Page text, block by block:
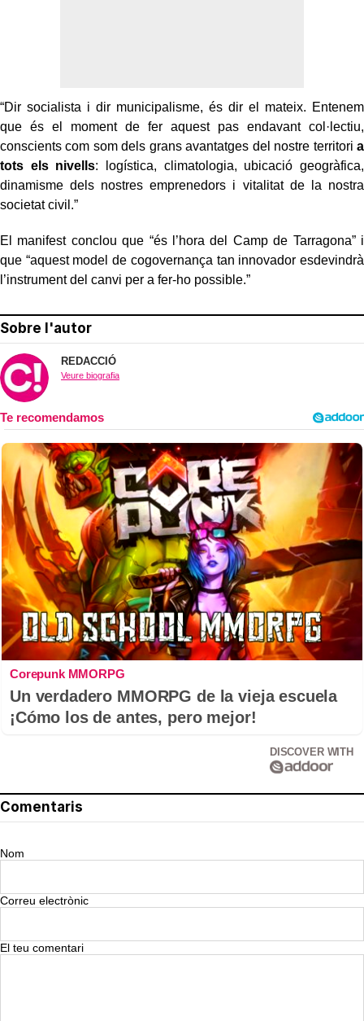
“Dir socialista i dir municipalisme, és dir el mateix. Entenem
que és el moment de fer aquest pas endavant col·lectiu,
conscients com som dels grans avantatges del nostre territori a
tots els nivells: logística, climatologia, ubicació geogràfica,
dinamisme dels nostres emprenedors i vitalitat de la nostra
societat civil.”
El manifest conclou que “és l’hora del Camp de Tarragona” i
que “aquest model de cogovernança tan innovador esdevindrà
l’instrument del canvi per a fer-ho possible.”
Sobre l'autor
REDACCIÓ
Veure biografia
Corepunk MMORPG
Un verdadero MMORPG de la vieja escuela
¡Cómo los de antes, pero mejor!
DISCOVER WITH
Comentaris
Nom
Correu electrònic
El teu comentari